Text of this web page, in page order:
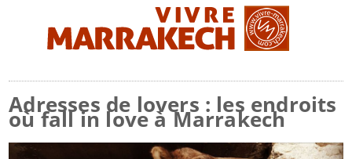
Adresses de lovers : les endroits
où fall in love à Marrakech